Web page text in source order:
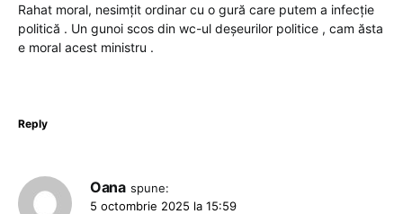
Rahat moral, nesimțit ordinar cu o gură care putem a infecție
politică . Un gunoi scos din wc-ul deșeurilor politice , cam ăsta
e moral acest ministru .
Reply
Oana spune:
5 octombrie 2025 la 15:59